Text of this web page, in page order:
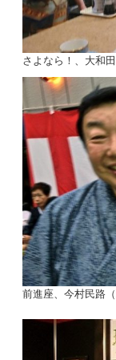
さよなら！、大和
前進座、今村民路